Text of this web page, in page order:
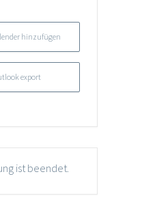
hinzufügen
export
ist beendet.